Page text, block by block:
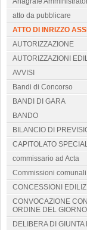
atto da pubblicare
ATTO DI INRIZZO
AUTORIZZAZIONE
AUTORIZZAZIONI
AVVISI
Bandi di Concorso
BANDI DI GARA
BANDO
BILANCIO DI
CAPITOLATO
commissario ad Acta
Commissioni comunali
CONCESSIONI
CONVOCAZIONE
ORDINE DEL GIORNO
DELIBERA DI